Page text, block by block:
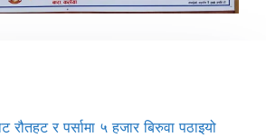
रौतहट र पर्सामा ५ हजार बिरुवा पठाइयो